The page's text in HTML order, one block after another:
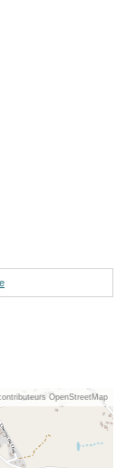
OpenStreetMap